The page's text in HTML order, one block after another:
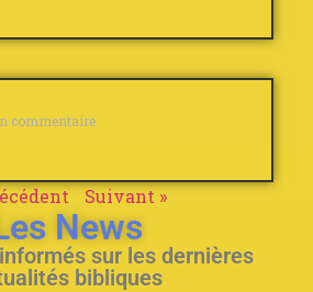
commentaire
Suivant »
News
sur les dernières
bibliques